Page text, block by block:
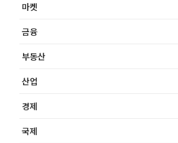
마켓
금융
부동산
산업
경제
국제